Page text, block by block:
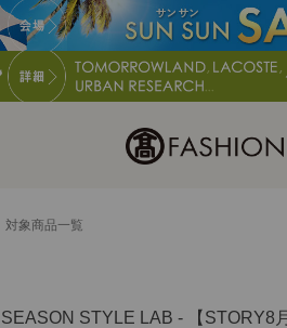
対象商品一覧
SEASON STYLE LAB - 【STORY8